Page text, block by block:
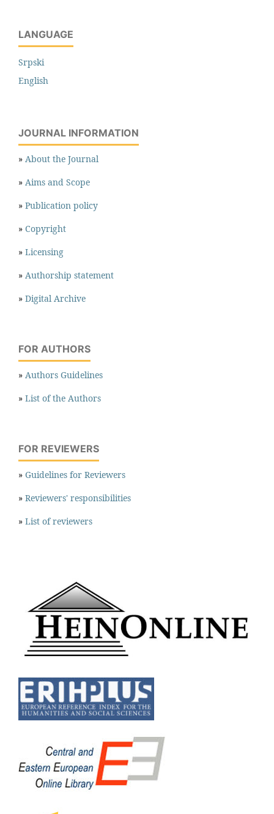
LANGUAGE
Srpski
English
JOURNAL INFORMATION
» About the Journal
» Aims and Scope
» Publication policy
» Copyright
» Licensing
» Authorship statement
» Digital Archive
FOR AUTHORS
» Authors Guidelines
» List of the Authors
FOR REVIEWERS
» Guidelines for Reviewers
» Reviewers' responsibilities
» List of reviewers